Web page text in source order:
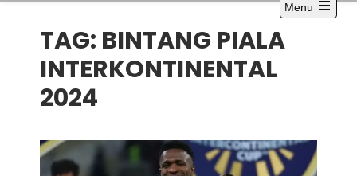
Menu
Open
TAG: BINTANG PIALA
INTERKONTINENTAL
2024